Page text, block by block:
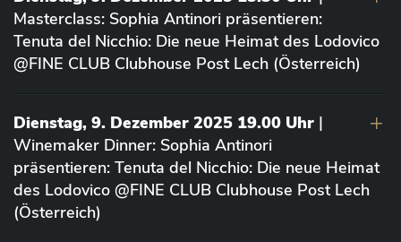
Masterclass: Sophia Antinori präsentieren:
Tenuta del Nicchio: Die neue Heimat des Lodovico
@FINE CLUB Clubhouse Post Lech (Österreich)
Dienstag, 9. Dezember 2025 19.00 Uhr |
Winemaker Dinner: Sophia Antinori
präsentieren: Tenuta del Nicchio: Die neue Heimat
des Lodovico @FINE CLUB Clubhouse Post Lech
(Österreich)